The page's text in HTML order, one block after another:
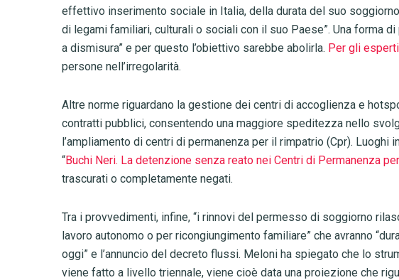
effettivo inserimento sociale in Italia, della durata del suo
di legami familiari, culturali o sociali con il suo Paese”. Una forma
a dismisura” e per questo l’obiettivo sarebbe abolirla. Per gli esperti
persone nell’irregolarità.
Altre norme riguardano la gestione dei centri di accoglienza e
contratti pubblici, consentendo una maggiore speditezza nello
l’ampliamento di centri di permanenza per il rimpatrio (Cpr). Luoghi
“Buchi Neri. La detenzione senza reato nei Centri di Permanenza
trascurati o completamente negati.
Tra i provvedimenti, infine, “i rinnovi del permesso di soggiorno
lavoro autonomo o per ricongiungimento familiare” che avranno
oggi” e l’annuncio del decreto flussi. Meloni ha spiegato che lo
viene fatto a livello triennale, viene cioè data una proiezione che